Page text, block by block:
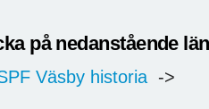
på nedanstående
Väsby historia ->